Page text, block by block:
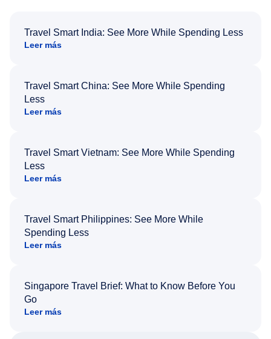
Travel Smart India: See More While Spending Less
Leer más
Travel Smart China: See More While Spending
Less
Leer más
Travel Smart Vietnam: See More While Spending
Less
Leer más
Travel Smart Philippines: See More While
Spending Less
Leer más
Singapore Travel Brief: What to Know Before You
Go
Leer más